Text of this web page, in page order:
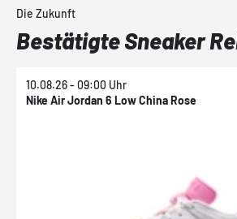
Die Zukunft
Bestätigte Sneaker
10.08.26 - 09:00 Uhr
Nike Air Jordan 6 Low China Rose